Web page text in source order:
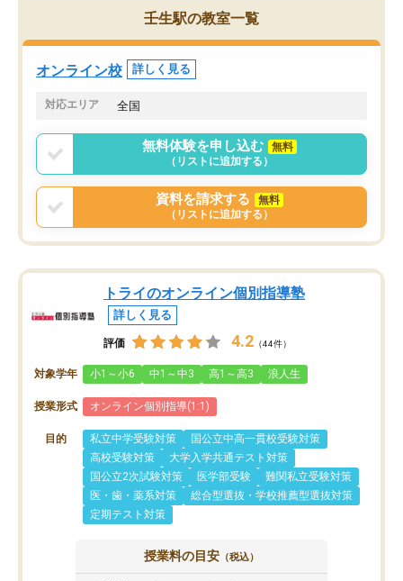
うちの子は、初回面談の講師の方で決
オンラインツールを使用した単語帳の
共有があり宿題もそちらで出される形
でした。
言う事で講師変更の申し出があり、あ
まりに短期での変更だった為、塾に通
う事にして退会しました。遅れも取り
戻せ、授業内容や講師の方は良かった
と思います。
くなってきたようなので
壬生駅の教室一覧
オンライン校 詳しく見る
対応エリア 全国
無料体験を申し込む
無料
（リストに追加する）
資料を請求する
無料
（リストに追加する）
トライのオンライン個別指導塾
詳しく見る
評価 4.2 （44件）
対象学年 小1～小6 中1～中3 高1～高3 浪人生
授業形式 オンライン個別指導(1:1)
目的 私立中学受験対策
国公立中高一貫校受験対策
高校受験対策
大学入学共通テスト対策
国公立2次試験対策
医学部受験
難関私立受験対策
医・歯・薬系対策
総合型選抜・学校推薦型選抜対策
定期テスト対策
授業料の目安 （税込）